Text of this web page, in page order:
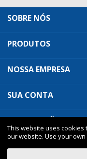
SOBRE NÓS
PRODUTOS
NOSSA EMPRESA
SUA CONTA
This website uses
our website. Use your own